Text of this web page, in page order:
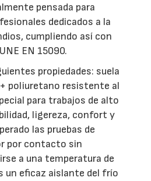
pensada para
dedicados a la
cumpliendo así con
EN 15090.
propiedades: suela
poliuretano resistente al
para trabajos de alto
ligereza, confort y
las pruebas de
por contacto sin
a una temperatura de
un eficaz aislante del frío